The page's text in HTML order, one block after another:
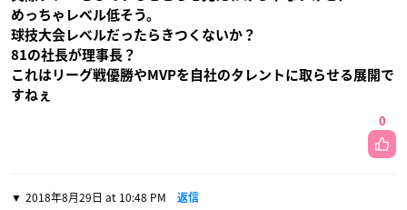
めっちゃレベル低そう。
球技大会レベルだったらきつくないか？
81の社長が理事長？
これはリーグ戦優勝やMVPを自社のタレントに取らせる展開で
すねぇ
0
2018年8月29日 at 10:48 PM 返信